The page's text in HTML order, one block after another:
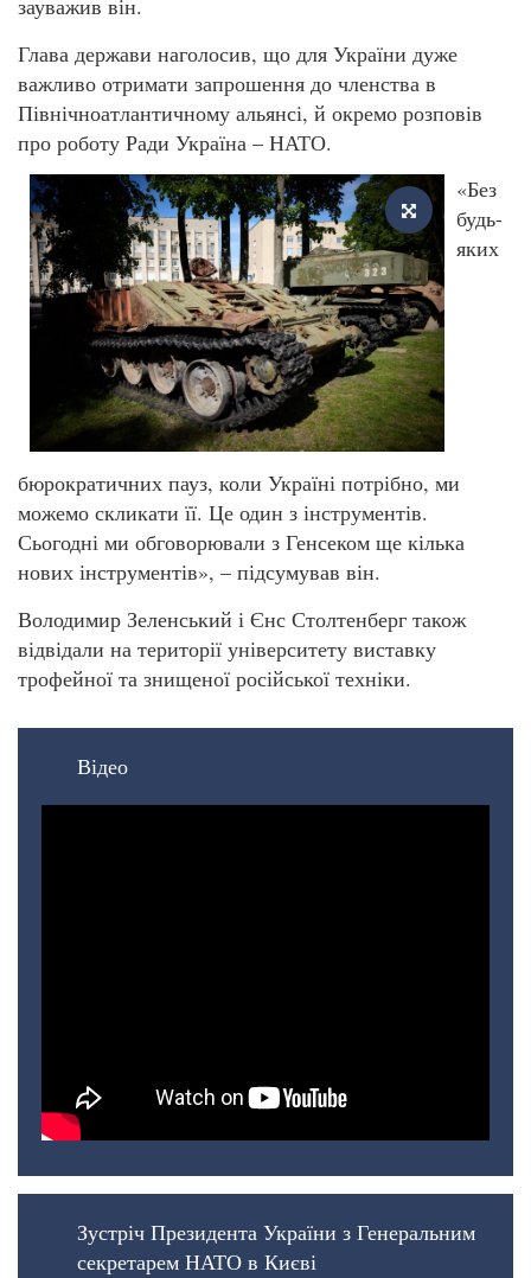
зауважив він.
Глава держави наголосив, що для України дуже
важливо отримати запрошення до членства в
Північноатлантичному альянсі, й окремо розповів
про роботу Ради Україна – НАТО.
«Без
будь-
яких
бюрократичних пауз, коли Україні потрібно, ми
можемо скликати її. Це один з інструментів.
Сьогодні ми обговорювали з Генсеком ще кілька
нових інструментів», – підсумував він.
Володимир Зеленський і Єнс Столтенберг також
відвідали на території університету виставку
трофейної та знищеної російської техніки.
Відео
Зустріч Президента України з Генеральним
секретарем НАТО в Києві